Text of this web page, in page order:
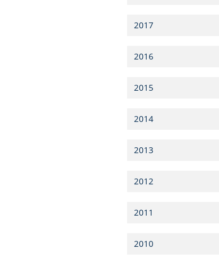
2017
2016
2015
2014
2013
2012
2011
2010